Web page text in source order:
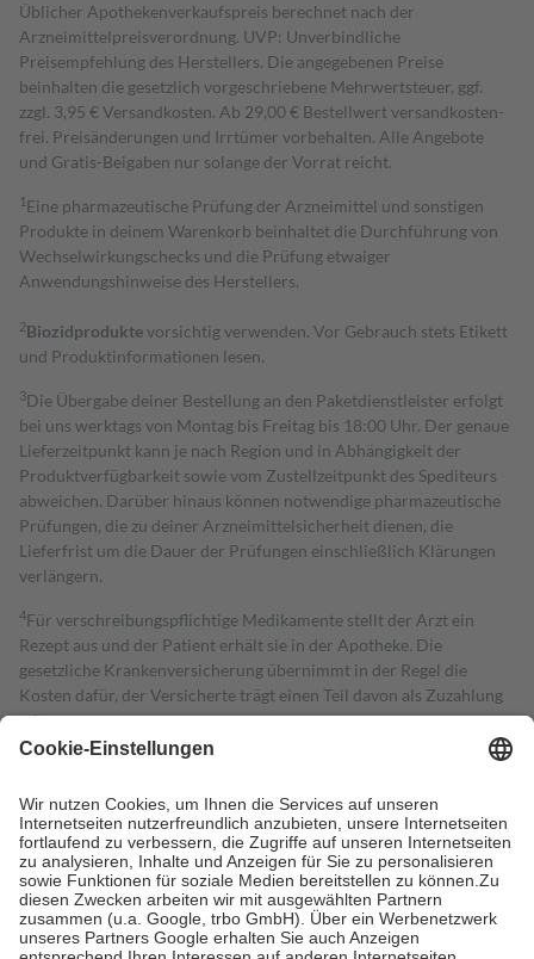
Üblicher Apothekenverkaufspreis berechnet nach der
Arzneimittelpreisverordnung. UVP: Unverbindliche
Preisempfehlung des Herstellers. Die angegebenen Preise
beinhalten die gesetzlich vorgeschriebene Mehrwertsteuer, ggf.
zzgl. 3,95 € Versandkosten. Ab 29,00 € Bestell­wert versand­kosten­
frei. Preisänderungen und Irrtümer vorbehalten. Alle Angebote
und Gratis-Beigaben nur solange der Vorrat reicht.
1 Eine pharmazeutische Prüfung der Arzneimittel und sonstigen
Produkte in deinem Warenkorb beinhaltet die Durchführung von
Wechselwirkungschecks und die Prüfung etwaiger
Anwendungshinweise des Herstellers.
2Biozidproduktevorsichtig verwenden. Vor Gebrauch stets Etikett
und Produktinformationen lesen.
3Die Übergabe deiner Bestellung an den Paketdienstleister erfolgt
bei uns werktags von Montag bis Freitag bis 18:00 Uhr. Der genaue
Lieferzeitpunkt kann je nach Region und in Abhängigkeit der
Produktverfügbarkeit sowie vom Zustellzeitpunkt des Spediteurs
abweichen. Darüber hinaus können notwendige pharmazeutische
Prüfungen, die zu deiner Arzneimittelsicherheit dienen, die
Lieferfrist um die Dauer der Prüfungen einschließlich Klärungen
verlängern.
4Für verschreibungspflichtige Medikamente stellt der Arzt ein
Rezept aus und der Patient erhält sie in der Apotheke. Die
gesetzliche Krankenversicherung übernimmt in der Regel die
Kosten dafür, der Versicherte trägt einen Teil davon als Zuzahlung
mit.
Grundsätzlich leisten Mitglieder Zuzahlungen in Höhe von zehn
höchstens zehn Euro.
Es sind jedoch nie mehr als die tatsächlichen
Kosten der Leistung zu entrichten.
Diese Regeln gelten grundsätzlich auch für Online-Apotheken.
Bei Heilmitteln und häuslicher Krankenpflege beträgt die
Zuzahlung zehn Prozent der Kosten sowie zehn Euro je
Verordnung.
Um das Engagement der Versicherten für ihre eigene Gesundheit zu